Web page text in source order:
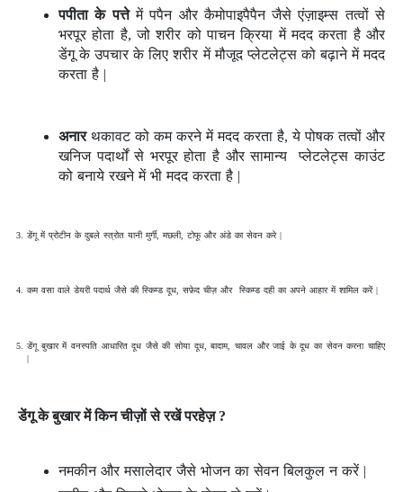
पपीता के पत्तेमें पपैन और कैमोपाइपैपैन जैसे एंज़ाइम्स तत्वों से
भरपूर होता है, जो शरीर को पाचन क्रिया में मदद करता है और
डेंगू के उपचार के लिए शरीर में मौजूद प्लेटलेट्स को बढ़ाने में मदद
करता है |
अनारथकावट को कम करने में मदद करता है, ये पोषक तत्वों और
खनिज पदार्थों से भरपूर होता है और सामान्य प्लेटलेट्स काउंट
को बनाये रखने में भी मदद करता है |
डेंगू में प्रोटीन के दुबले स्त्रोत यानी मुर्गी, मछली, टोफू और अंडे का सेवन करे |
कम वसा वाले डेयरी पदार्थ जैसे की स्किम्ड दूध, सफ़ेद चीज़ और स्किम्ड दही का अपने आहार में शामिल करें |
डेंगू बुखार में वनस्पति आधारित दूध जैसे की सोया दूध, बादाम, चावल और जाई के दूध का सेवन करना चाहिए
|
डेंगू के बुखार में किन चीज़ों से रखें परहेज़ ?
नमकीन और मसालेदार जैसे भोजन का सेवन बिलकुल न करें |